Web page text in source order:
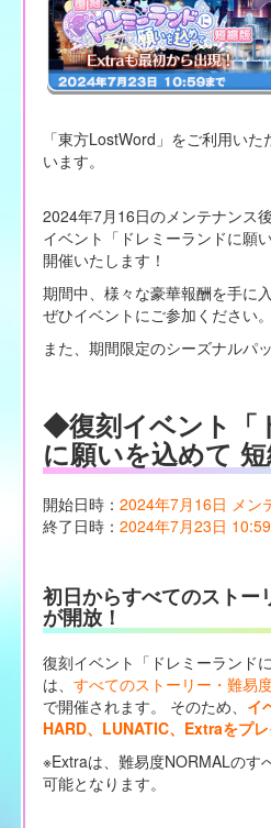
「東方LostWord」をご利用い
います。
2024年7月16日のメンテナンス
イベント「ドレミーランドに願
開催いたします！
期間中、様々な豪華報酬を手に
ぜひイベントにご参加ください。
また、期間限定のシーズナルパ
◆復刻イベント「
に願いを込めて 短
開始日時： 2024年7月16日 メン
終了日時： 2024年7月23日 10:59
初日からすべてのスト
が開放！
復刻イベント「ドレミーランド
は、 すべてのストーリー・難易
で開催されます。 そのため、 イ
HARD、LUNATIC、Extraをプレ
※Extraは、難易度NORMALのす
可能となります。